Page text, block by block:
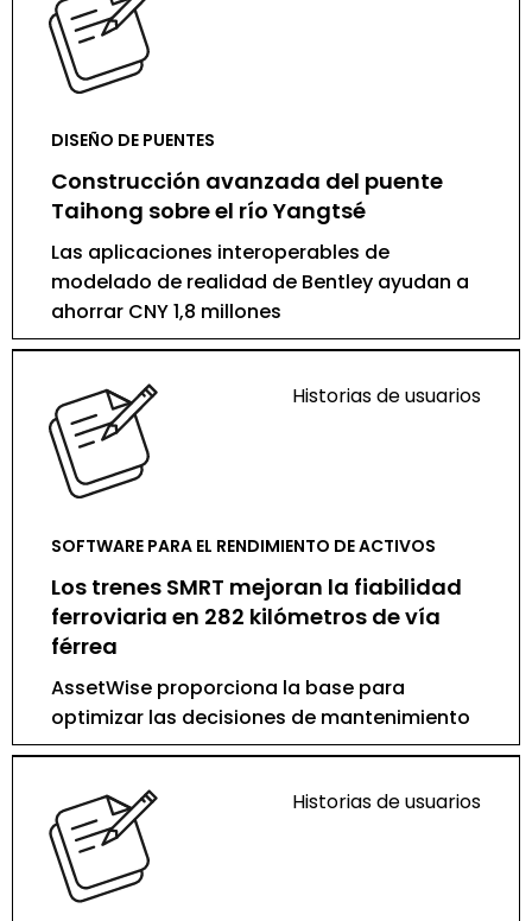
DISEÑO DE PUENTES
Construcción avanzada del puente
Taihong sobre el río Yangtsé
Las aplicaciones interoperables de
modelado de realidad de Bentley ayudan a
ahorrar CNY 1,8 millones
Historias de usuarios
SOFTWARE PARA EL RENDIMIENTO DE ACTIVOS
Los trenes SMRT mejoran la fiabilidad
ferroviaria en 282 kilómetros de vía
férrea
AssetWise proporciona la base para
optimizar las decisiones de mantenimiento
Historias de usuarios